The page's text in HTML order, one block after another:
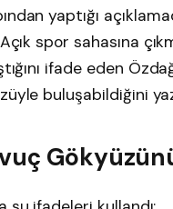
yaptığı
spor sahasına
ifade eden
buluşabildiğini